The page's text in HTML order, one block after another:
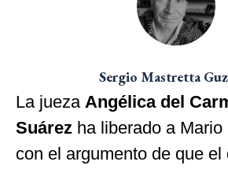
Sergio Mastretta
La jueza Angélica del
Suárez ha liberado a Mario
con el argumento de que el